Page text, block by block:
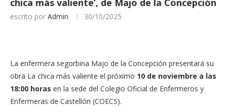
chica más valiente’, de Majo de la Concepción
escrito por Admin 30/10/2025
La enfermera segorbina Majo de la Concepción presentará su
obra La chica más valiente el próximo 10 de noviembre a las
18:00 horas en la sede del Colegio Oficial de Enfermeros y
Enfermeras de Castellón (COECS).